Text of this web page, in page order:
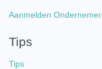
Aanmelden Ondernemer
Tips
Tips